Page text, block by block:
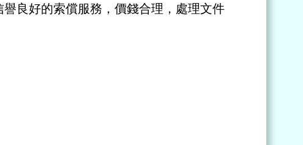
良好的索償服務，價錢合理，處理文件